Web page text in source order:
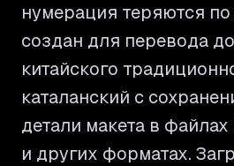
нумерация теряются
создан для перевода
китайского
каталанский с
детали макета в файлах
и других форматах.